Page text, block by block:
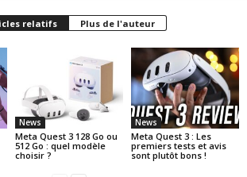
relatifs Plus de l'auteur
News
Meta Quest 3 128 Go ou
512 Go : quel modèle
choisir ?
News
Meta Quest 3 : Les
premiers tests et avis
sont plutôt bons !